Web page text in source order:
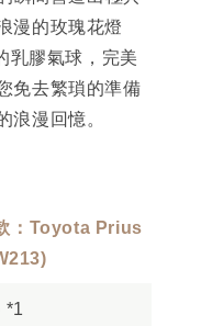
漫的玫瑰花燈
乳膠氣球，完美
免去繁瑣的準備
浪漫回憶。
：Toyota Prius
*1